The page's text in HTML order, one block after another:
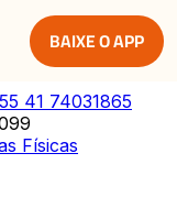
BAIXE O APP
55 41 74031865
Físicas